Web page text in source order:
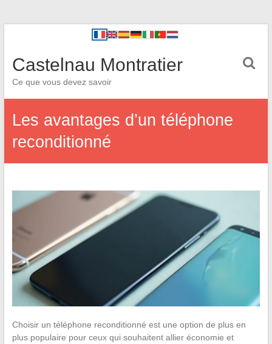
Castelnau Montratier
Ce que vous devez savoir
Les avantages d’un téléphone
reconditionné
Choisir un téléphone reconditionné est une option de plus en
plus populaire pour ceux qui souhaitent allier économie et